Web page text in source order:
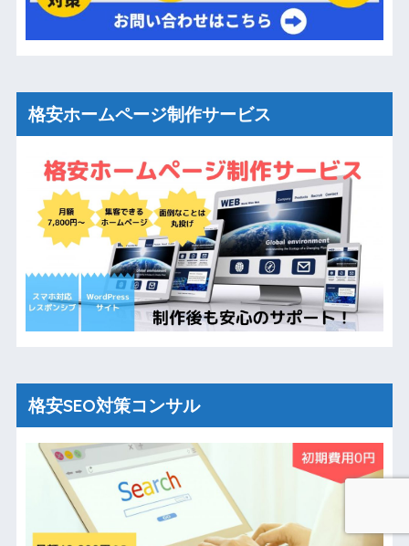
格安ホームページ制作サービス
格安SEO対策コンサル